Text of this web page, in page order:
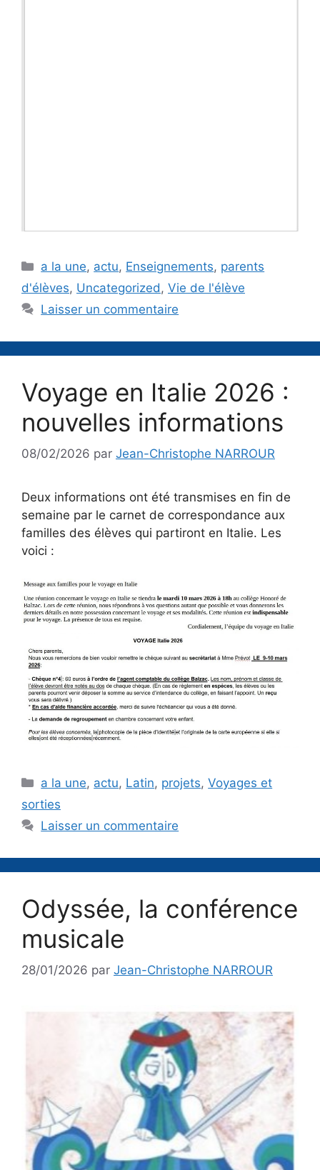
Catégories
a la une, actu, Enseignements, parents
d'élèves, Uncategorized , Vie de l'élève
Laisser un commentaire
Voyage en Italie 2026 :
nouvelles informations
08/02/2026 par Jean-Christophe NARROUR
Deux informations ont été transmises en fin de
semaine par le carnet de correspondance aux
familles des élèves qui partiront en Italie. Les
voici :
Catégories
a la une, actu, Latin, projets,Voyages et
sorties
Laisser un commentaire
Odyssée, la conférence
musicale
28/01/2026 par Jean-Christophe NARROUR